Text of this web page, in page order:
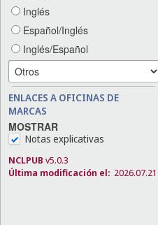
Inglés
Español/Inglés
Inglés/Español
ENLACES A OFICINAS DE
MARCAS
MOSTRAR
Notas explicativas
NCLPUB v5.0.3
Última modificación el: 2026.07.21